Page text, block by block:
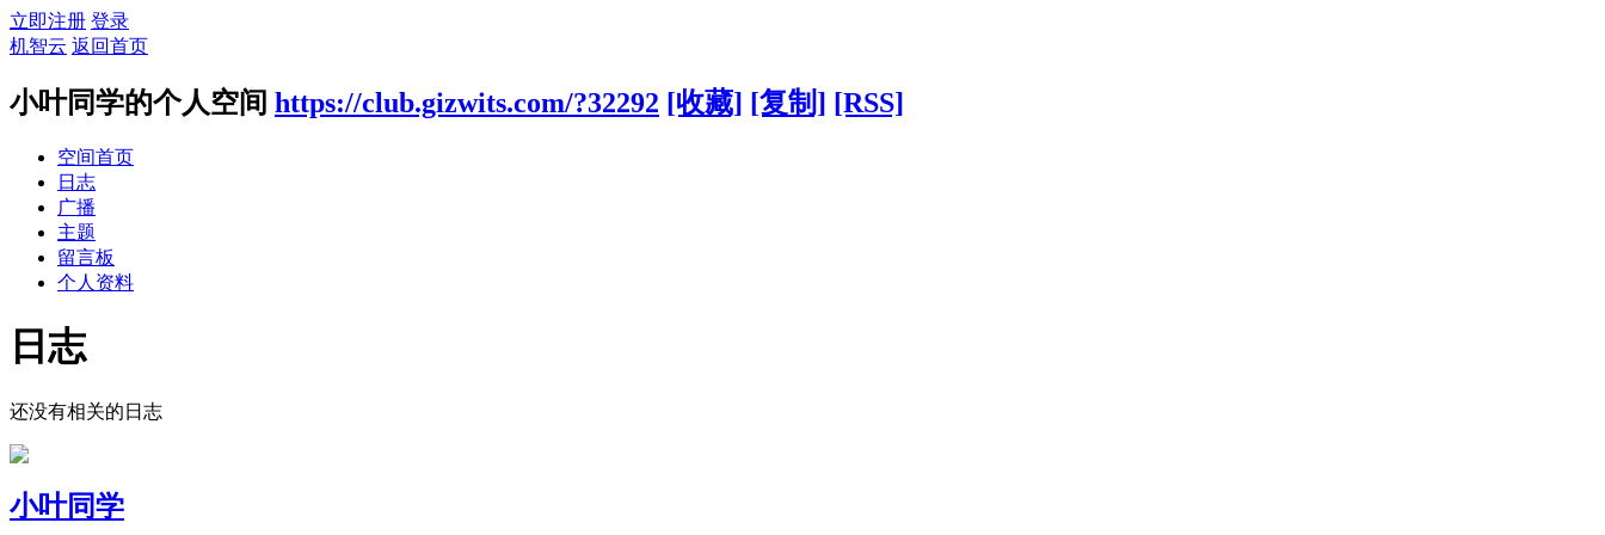
立即注册 登录
机智云 返回首页
小叶同学的个人空间 https://club.gizwits.com/?32292 [收藏] [复制] [RSS]
空间首页
日志
广播
主题
留言板
个人资料
日志
还没有相关的日志
小叶同学